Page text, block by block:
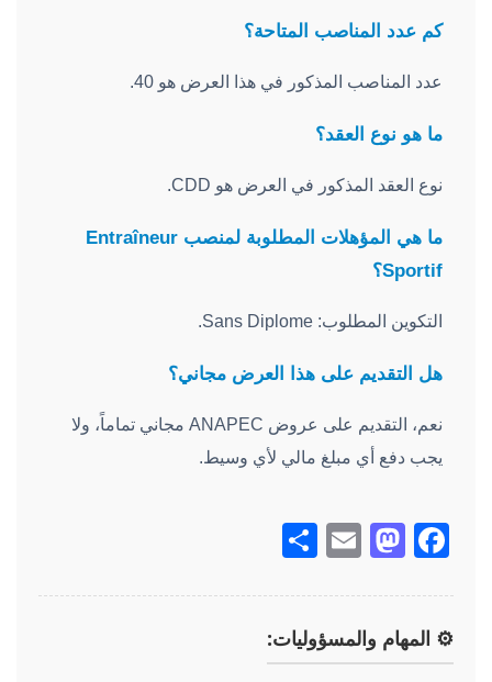
كم عدد المناصب المتاحة؟
عدد المناصب المذكور في هذا العرض هو 40.
ما هو نوع العقد؟
نوع العقد المذكور في العرض هو CDD.
ما هي المؤهلات المطلوبة لمنصب Entraîneur
Sportif؟
التكوين المطلوب: Sans Diplome.
هل التقديم على هذا العرض مجاني؟
نعم، التقديم على عروض ANAPEC مجاني تماماً، ولا
يجب دفع أي مبلغ مالي لأي وسيط.
Facebook
Mastodon
Email
⚙️ المهام والمسؤوليات: